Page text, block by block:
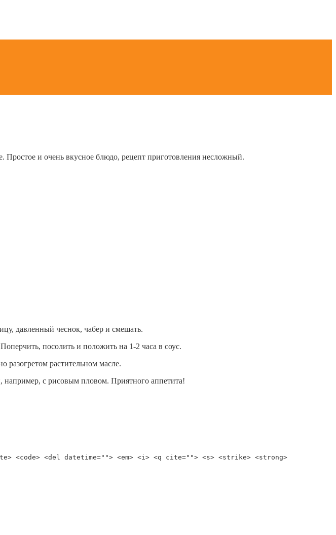
Простое и очень вкусное блюдо, рецепт приготовления несложный.
давленный чеснок, чабер и смешать.
посолить и положить на 1-2 часа в соус.
разогретом растительном масле.
с рисовым пловом. Приятного аппетита!
<del datetime=""> <em> <i> <q cite=""> <s> <strike> <strong>